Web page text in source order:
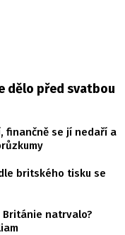
dělo před svatbou
finančně se jí nedaří a
britského tisku se
Británie natrvalo?